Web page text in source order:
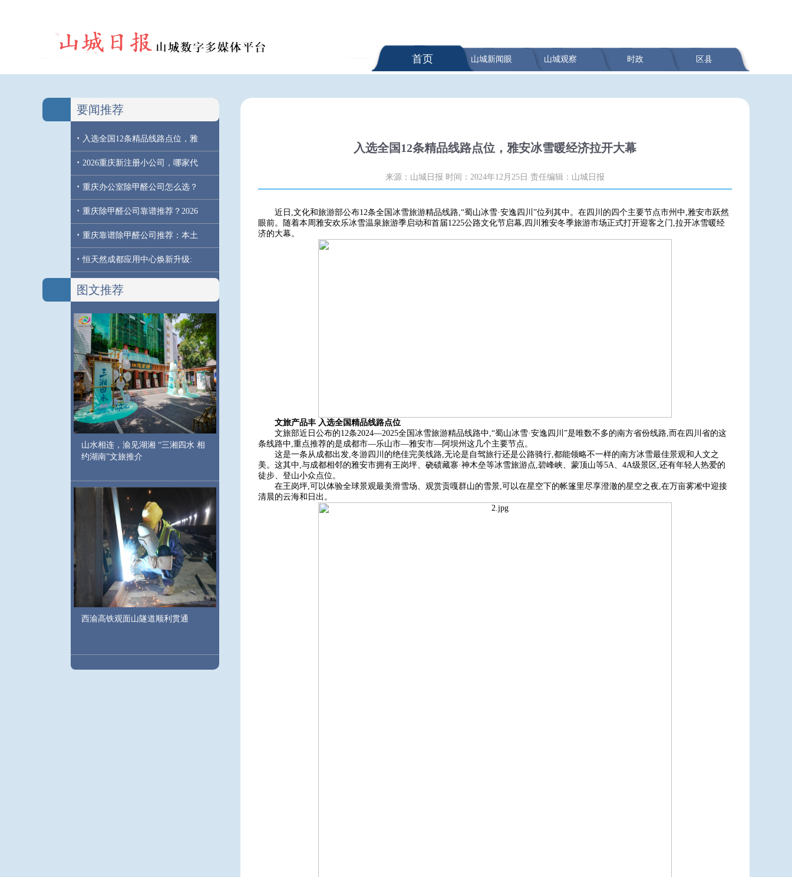
首页 山城新闻眼 山城观察 时政 区县
要闻推荐
· 入选全国12条精品线路点位，雅
· 2026重庆新注册小公司，哪家代
· 重庆办公室除甲醛公司怎么选？
· 重庆除甲醛公司靠谱推荐？2026
· 重庆靠谱除甲醛公司推荐：本土
· 恒天然成都应用中心焕新升级:
图文推荐
山水相连，渝见湖湘 “三湘四水 相
约湖南”文旅推介
西渝高铁观面山隧道顺利贯通
入选全国12条精品线路点位，雅安冰雪暖经济拉开大幕
来源：山城日报 时间：2024年12月25日 责任编辑：山城日报
近日,文化和旅游部公布12条全国冰雪旅游精品线路,“蜀山冰雪·安逸四川”位列其中。在四川的四个主要节点市州中,雅安市跃然
眼前。随着本周雅安欢乐冰雪温泉旅游季启动和首届1225公路文化节启幕,四川雅安冬季旅游市场正式打开迎客之门,拉开冰雪暖经
济的大幕。
文旅产品丰 入选全国精品线路点位
文旅部近日公布的12条2024—2025全国冰雪旅游精品线路中,“蜀山冰雪·安逸四川”是唯数不多的南方省份线路,而在四川省的这
条线路中,重点推荐的是成都市—乐山市—雅安市—阿坝州这几个主要节点。
这是一条从成都出发,冬游四川的绝佳完美线路,无论是自驾旅行还是公路骑行,都能领略不一样的南方冰雪最佳景观和人文之
美。这其中,与成都相邻的雅安市拥有王岗坪、硗碛藏寨·神木垒等冰雪旅游点,碧峰峡、蒙顶山等5A、4A级景区,还有年轻人热爱的
徒步、登山小众点位。
在王岗坪,可以体验全球景观最美滑雪场、观赏贡嘎群山的雪景,可以在星空下的帐篷里尽享澄澈的星空之夜,在万亩雾凇中迎接
清晨的云海和日出。